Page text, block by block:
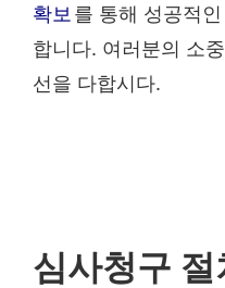
확보를 통해 성공적
합니다. 여러분의 소
선을 다합시다.
심사청구 절